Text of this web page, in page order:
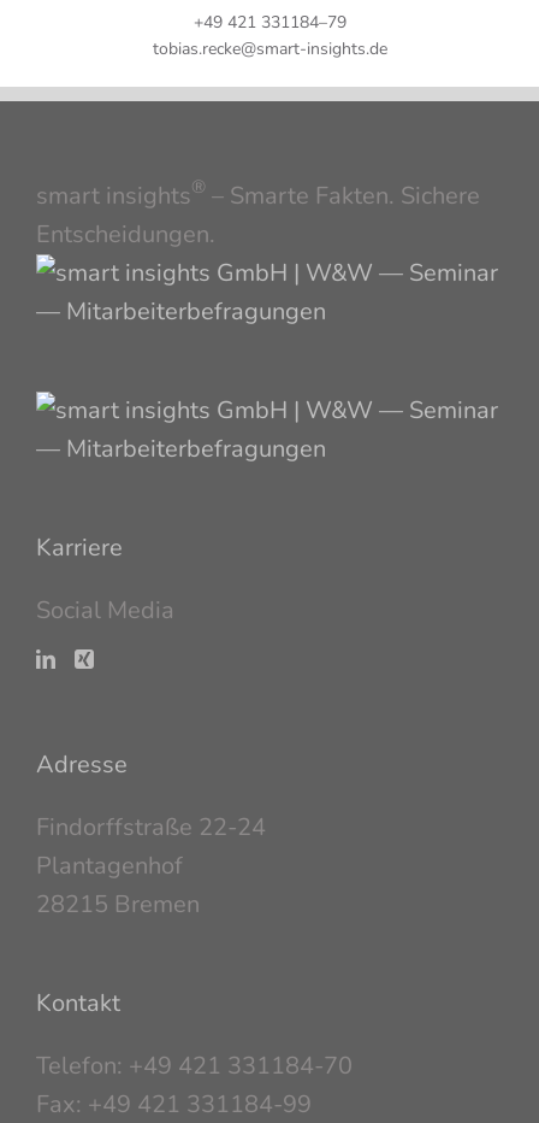
+49 421 331184–79
tobias.recke@smart-insights.de
smart insights® – Smarte Fakten. Sichere
Entscheidungen.
Karriere
Social Media
Adresse
Findorffstraße 22-24
Plantagenhof
28215 Bremen
Kontakt
Telefon: +49 421 331184-70
Fax: +49 421 331184-99